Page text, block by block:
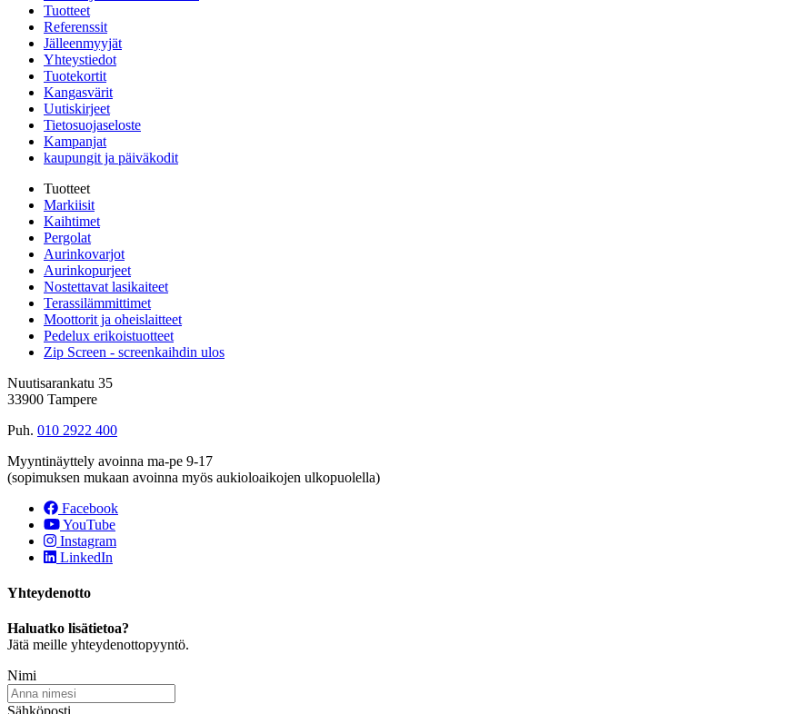
Tuotteet
Referenssit
Jälleenmyyjät
Yhteystiedot
Tuotekortit
Kangasvärit
Uutiskirjeet
Tietosuojaseloste
Kampanjat
kaupungit ja päiväkodit
Tuotteet
Markiisit
Kaihtimet
Pergolat
Aurinkovarjot
Aurinkopurjeet
Nostettavat lasikaiteet
Terassilämmittimet
Moottorit ja oheislaitteet
Pedelux erikoistuotteet
Zip Screen - screenkaihdin ulos
Nuutisarankatu 35
33900 Tampere
Puh. 010 2922 400
Myyntinäyttely avoinna ma-pe 9-17
(sopimuksen mukaan avoinna myös aukioloaikojen ulkopuolella)
Facebook
YouTube
Instagram
LinkedIn
Yhteydenotto
Haluatko lisätietoa?
Jätä meille yhteydenottopyyntö.
Nimi